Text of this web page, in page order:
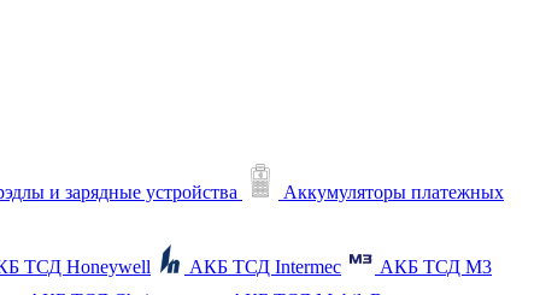
и зарядные устройства
Аккумуляторы платежных
ТСД Honeywell АКБ ТСД Intermec
АКБ ТСД M3